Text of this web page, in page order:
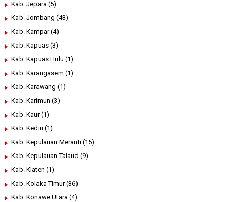
Kab. Jepara (5)
Kab. Jombang (43)
Kab. Kampar (4)
Kab. Kapuas (3)
Kab. Kapuas Hulu (1)
Kab. Karangasem (1)
Kab. Karawang (1)
Kab. Karimun (3)
Kab. Kaur (1)
Kab. Kediri (1)
Kab. Kepulauan Meranti (15)
Kab. Kepulauan Talaud (9)
Kab. Klaten (1)
Kab. Kolaka Timur (36)
Kab. Konawe Utara (4)